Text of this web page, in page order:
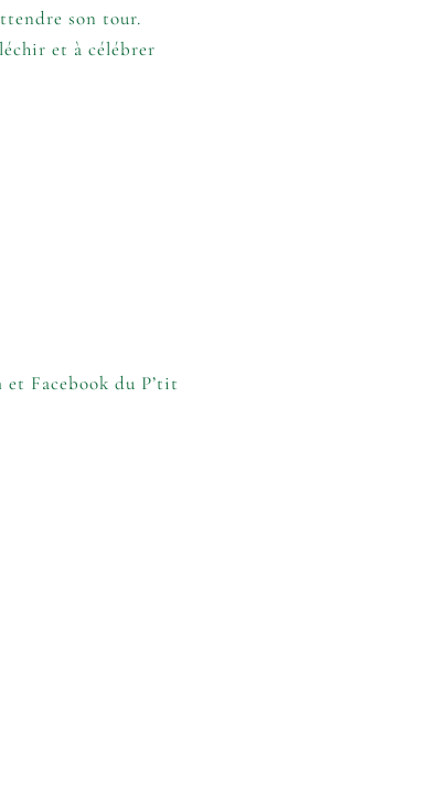
son tour.
et à célébrer
et Facebook du P’tit